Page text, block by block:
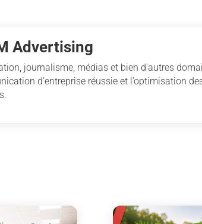
Advertising
journalisme, médias et bien d’autres
d’entreprise réussie et l’optimisation